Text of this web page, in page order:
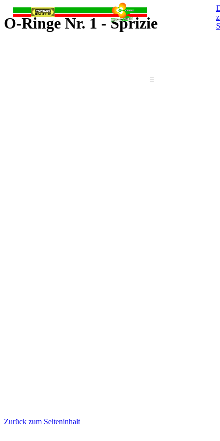
O-Ringe Nr. 1 - Sprizie
Zurück zum Seiteninhalt